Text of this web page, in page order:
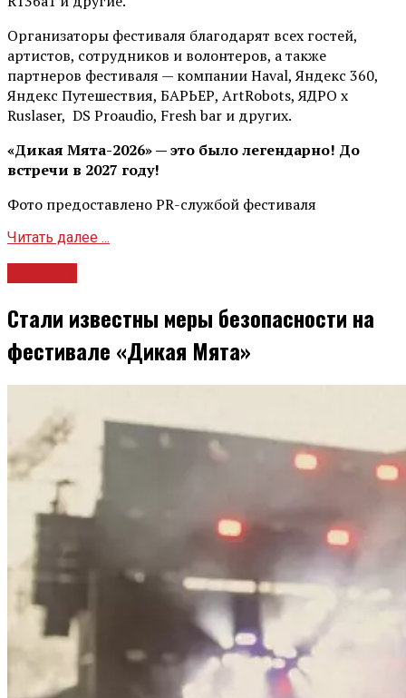
Организаторы фестиваля благодарят всех гостей,
артистов, сотрудников и волонтеров, а также
партнеров фестиваля — компании Haval, Яндекс 360,
Яндекс Путешествия, БАРЬЕР, ArtRobots, ЯДРО х
Ruslaser, DS Proaudio, Fresh bar и других.
«Дикая Мята-2026» — это было легендарно! До
встречи в 2027 году!
Фото предоставлено PR-службой фестиваля
Читать далее ...
Стали известны меры безопасности на
фестивале «Дикая Мята»